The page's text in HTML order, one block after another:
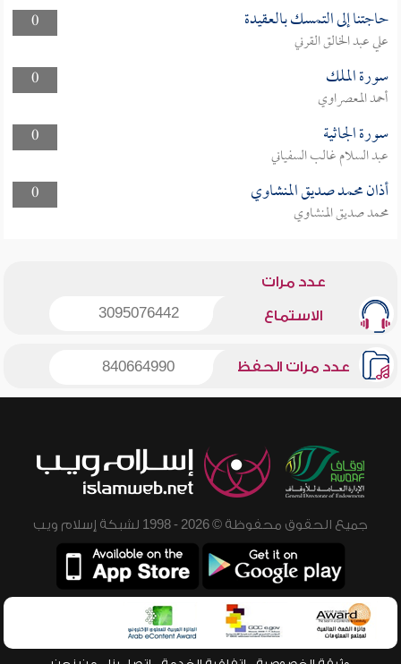
0
حاجتنا إلى التمسك بالعقيدة
علي عبد الخالق القرني
0
سورة الملك
أحمد المعصراوي
0
سورة الجاثية
عبد السلام غالب السفياني
0
أذان محمد صديق المنشاوي
محمد صديق المنشاوي
عدد مرات
الاستماع 3095076442
عدد مرات الحفظ 840664990
جميع الحقوق محفوظة © 2026 - 1998 لشبكة إسلام ويب